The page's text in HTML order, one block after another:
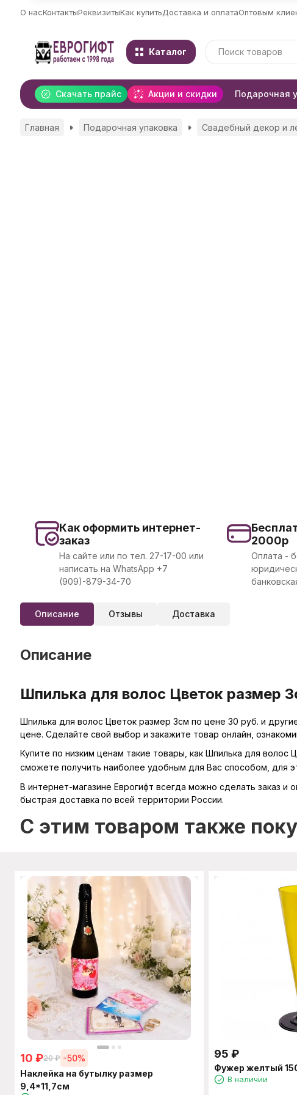
О насКонтактыРеквизитыКак купитьДоставка и оплатаОптовым
Каталог
Скачать прайс Акции и скидки Подарочная
Главная Подарочная упаковка Свадебный декор и
Как оформить интернет-
заказ
На сайте или по тел. 27-17-00 или
написать на WhatsApp +7
(909)-879-34-70
2000р
Оплата -
Описание Отзывы Доставка
Описание
Шпилька для волос Цветок размер
Шпилька для волос Цветок размер 3см по цене 30 руб. и
цене. Сделайте свой выбор и закажите товар онлайн,
Купите по низким ценам такие товары, как Шпилька для волос
сможете получить наиболее удобным для Вас способом, для
В интернет-магазине Еврогифт всегда можно сделать заказ и
быстрая доставка по всей территории России.
C этим товаром также
10 ₽20 ₽ -50%
Наклейка на бутылку размер
9,4*11,7см
95 ₽
Фужер желтый
В наличии